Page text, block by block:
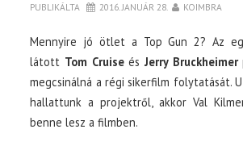
PUBLIKÁLTA 2016. JANUÁR 28. KOIMBRA
Mennyire jó ötlet a Top Gun 2? Az
látott Tom Cruiseés Jerry Bruckheimer
megcsinálná a régi sikerfilm folytatását.
hallattunk a projektről, akkor Val
benne lesz a filmben.